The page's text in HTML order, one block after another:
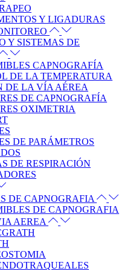
Y LIGADURAS
Y SISTEMAS DE
CAPNOGRAFÍA
DE LA TEMPERATURA
DE LA VÍA AÉREA
DE CAPNOGRAFÍA
OXIMETRIA
DE PARÁMETROS
DE RESPIRACIÓN
DE CAPNOGRAFIA
DE CAPNOGRAFIA
AEREA